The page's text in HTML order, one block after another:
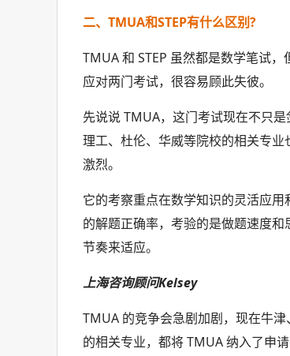
二、TMUA和STEP有什么区别?
TMUA 和 STEP 虽然都是数学笔试
应对两门考试，很容易顾此失彼。
先说说 TMUA，这门考试现在不只
理工、杜伦、华威等院校的相关专
激烈。
它的考察重点在数学知识的灵活应
的解题正确率，考验的是做题速度
节奏来适应。
上海咨询顾问Kelsey
TMUA 的竞争会急剧加剧，现在牛
的相关专业，都将 TMUA 纳入了申